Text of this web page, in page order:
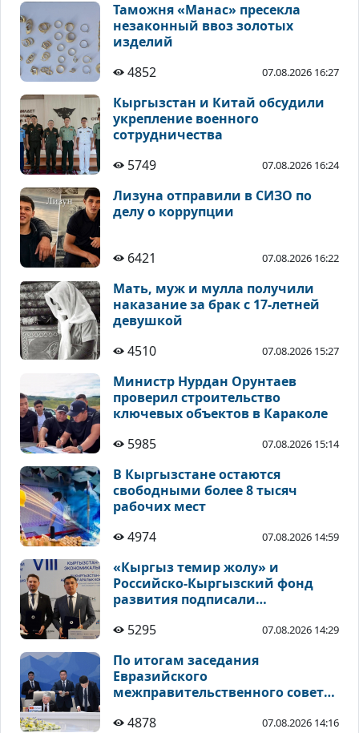
Таможня «Манас» пресекла
незаконный ввоз золотых
изделий
4852
07.08.2026 16:27
Кыргызстан и Китай обсудили
укрепление военного
сотрудничества
5749
07.08.2026 16:24
Лизуна отправили в СИЗО по
делу о коррупции
6421 07.08.2026 16:22
Мать, муж и мулла получили
наказание за брак с 17-летней
девушкой
4510
07.08.2026 15:27
Министр Нурдан Орунтаев
проверил строительство
ключевых объектов в Караколе
5985
07.08.2026 15:14
В Кыргызстане остаются
свободными более 8 тысяч
рабочих мест
4974
07.08.2026 14:59
«Кыргыз темир жолу» и
Российско-Кыргызский фонд
развития подписали
инвестиционным проектам
5295 07.08.2026 14:29
По итогам заседания
Евразийского
межправительственного совета
4878
07.08.2026 14:16